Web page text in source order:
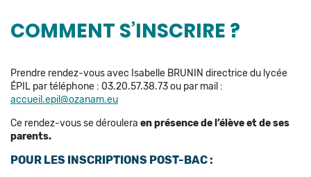
COMMENT S’INSCRIRE ?
Prendre rendez-vous avec Isabelle BRUNIN directrice du lycée
ÉPIL par téléphone : 03.20.57.38.73 ou par mail :
accueil.epil@ozanam.eu
Ce rendez-vous se déroulera en présence de l’élève et de ses
parents.
POUR LES INSCRIPTIONS POST-BAC :